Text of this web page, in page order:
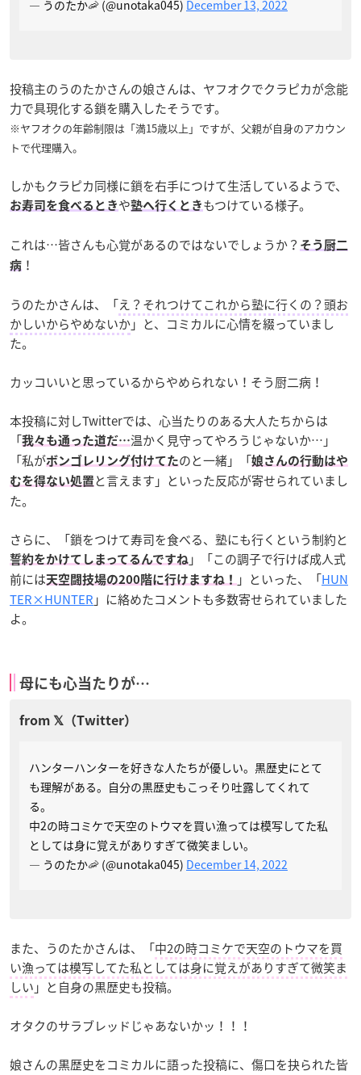
— うのたか🦐 (@unotaka045) December 13, 2022
投稿主のうのたかさんの娘さんは、ヤフオクでクラピカが念能
力で具現化する鎖を購入したそうです。
※ヤフオクの年齢制限は「満15歳以上」ですが、父親が自身のアカウン
トで代理購入。
しかもクラピカ同様に鎖を右手につけて生活しているようで、
お寿司を食べるとき や塾へ行くとき もつけている様子。
これは…皆さんも心覚があるのではないでしょうか？ そう厨二
病 ！
うのたかさんは、「え？それつけてこれから塾に行くの？頭お
かしいからやめないか」と、コミカルに心情を綴っていまし
た。
カッコいいと思っているからやめられない！そう厨二病！
本投稿に対しTwitterでは、心当たりのある大人たちからは
「我々も通った道だ…温かく見守ってやろうじゃないか…」
「私がボンゴレリング付けてたのと一緒」「娘さんの行動はや
むを得ない処置 と言えます」といった反応が寄せられていまし
た。
さらに、「鎖をつけて寿司を食べる、塾にも行くという制約と
誓約をかけてしまってるんですね 」「この調子で行けば成人式
前には天空闘技場の200階に行けますね！ 」といった、「HUN
TER×HUNTER 」に絡めたコメントも多数寄せられていました
よ。
母にも心当たりが…
ハンターハンターを好きな人たちが優しい。黒歴史にとて
も理解がある。自分の黒歴史もこっそり吐露してくれて
る。
中2の時コミケで天空のトウマを買い漁っては模写してた私
としては身に覚えがありすぎて微笑ましい。
— うのたか🦐 (@unotaka045) December 14, 2022
また、うのたかさんは、「中2の時コミケで天空のトウマを買
い漁っては模写してた私としては身に覚えがありすぎて微笑ま
しい 」と自身の黒歴史も投稿。
オタクのサラブレッドじゃあないかッ！！！
娘さんの黒歴史をコミカルに語った投稿に、傷口を抉られた皆